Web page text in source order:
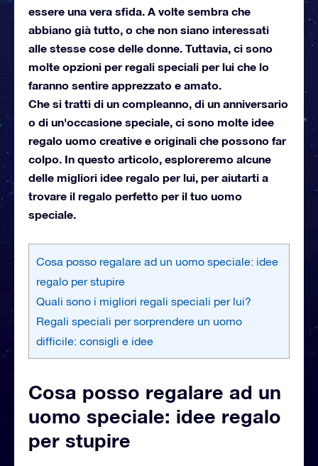
essere una vera sfida. A volte sembra che
abbiano già tutto, o che non siano interessati
alle stesse cose delle donne. Tuttavia, ci sono
molte opzioni per regali speciali per lui che lo
faranno sentire apprezzato e amato.
Che si tratti di un compleanno, di un anniversario
o di un'occasione speciale, ci sono molte idee
regalo uomo creative e originali che possono far
colpo. In questo articolo, esploreremo alcune
delle migliori idee regalo per lui, per aiutarti a
trovare il regalo perfetto per il tuo uomo
speciale.
Cosa posso regalare ad un uomo speciale: idee
regalo per stupire
Quali sono i migliori regali speciali per lui?
Regali speciali per sorprendere un uomo
difficile: consigli e idee
Cosa posso regalare ad un
uomo speciale: idee regalo
per stupire